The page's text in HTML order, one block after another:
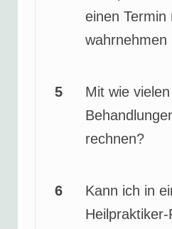
einen Termin
wahrnehmen
5
Mit wie vielen
rechnen?
6
Kann ich in